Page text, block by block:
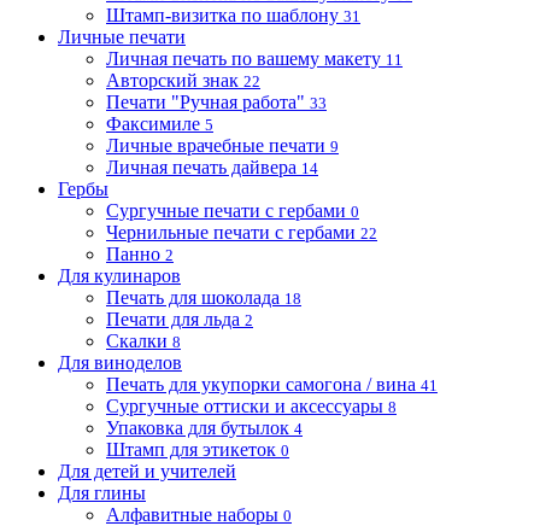
Штамп-визитка по шаблону 31
Личные печати
Личная печать по вашему макету 11
Авторский знак 22
Печати "Ручная работа" 33
Факсимиле 5
Личные врачебные печати 9
Личная печать дайвера 14
Гербы
Сургучные печати с гербами 0
Чернильные печати с гербами 22
Панно 2
Для кулинаров
Печать для шоколада 18
Печати для льда 2
Скалки 8
Для виноделов
Печать для укупорки самогона / вина 41
Сургучные оттиски и аксессуары 8
Упаковка для бутылок 4
Штамп для этикеток 0
Для детей и учителей
Для глины
Алфавитные наборы 0